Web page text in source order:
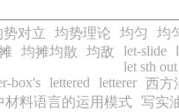
势对立 均势理论 均匀 均
均摊均散 均敌 let-slide
let sth out
box's lettered letterer 西方
材料语言的运用模式 写实